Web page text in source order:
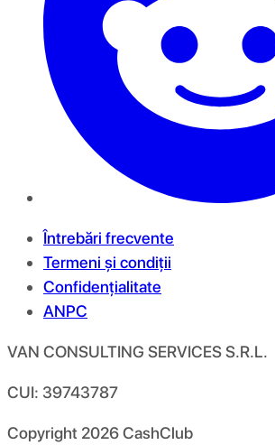
Întrebări frecvente
Termeni și condiții
Confidențialitate
ANPC
VAN CONSULTING SERVICES S.R.L.
CUI: 39743787
Copyright 2026CashClub